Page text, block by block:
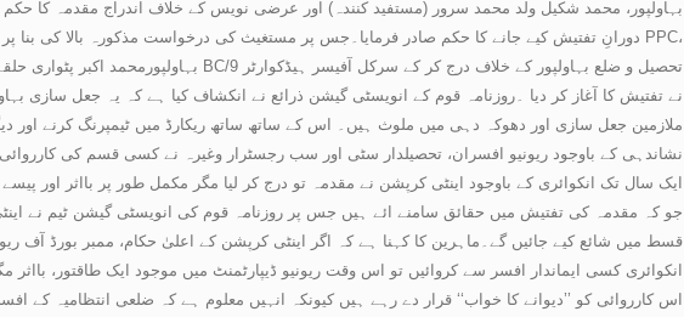
بہاولپور، محمد شکیل ولد محمد سرور (مستفید کنندہ) اور عرضی نویس کے خلاف اندراج مقدمہ کا حکم
نے تفتیش کا آغاز کر دیا ۔روزنامہ قوم کے انویسٹی گیشن ذرائع نے انکشاف کیا ہے کہ یہ جعل سازی
ملازمین جعل سازی اور دھوکہ دہی میں ملوث ہیں۔ اس کے ساتھ ساتھ ریکارڈ میں ٹیمپرنگ کرنے اور
نشاندہی کے باوجود ریونیو افسران، تحصیلدار سٹی اور سب رجسٹرار وغیرہ نے کسی قسم کی
ایک سال تک انکوائری کے باوجود اینٹی کرپشن نے مقدمہ تو درج کر لیا مگر مکمل طور پر بااثر اور
قسط میں شائع کیے جائیں گے۔ماہرین کا کہنا ہے کہ اگر اینٹی کرپشن کے اعلیٰ حکام، ممبر بورڈ آف
انکوائری کسی ایماندار افسر سے کروائیں تو اس وقت ریونیو ڈیپارٹمنٹ میں موجود ایک طاقتور،
اس کارروائی کو ’’دیوانے کا خواب‘‘ قرار دے رہے ہیں کیونکہ انہیں معلوم ہے کہ ضلعی انتظامیہ کے